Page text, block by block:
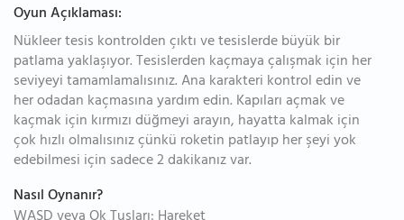
Oyun Açıklaması:
Nükleer tesis kontrolden çıktı ve tesislerde büyük bir
patlama yaklaşıyor. Tesislerden kaçmaya çalışmak için her
seviyeyi tamamlamalısınız. Ana karakteri kontrol edin ve
her odadan kaçmasına yardım edin. Kapıları açmak ve
kaçmak için kırmızı düğmeyi arayın, hayatta kalmak için
çok hızlı olmalısınız çünkü roketin patlayıp her şeyi yok
edebilmesi için sadece 2 dakikanız var.
Nasıl Oynanır?